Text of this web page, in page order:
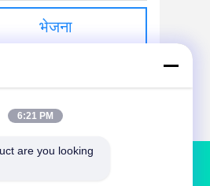
भेजना
6:21 PM
are you looking